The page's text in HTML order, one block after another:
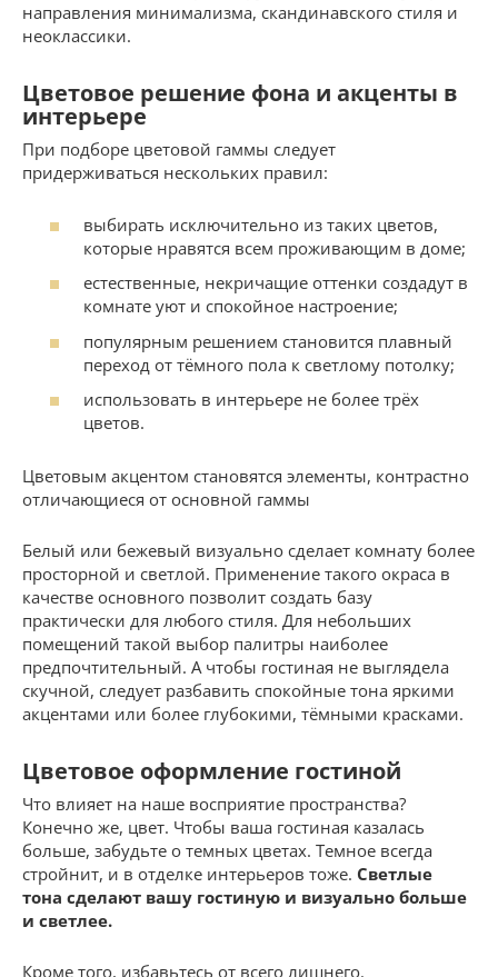
направления минимализма, скандинавского стиля и
неоклассики.
Цветовое решение фона и акценты в
интерьере
При подборе цветовой гаммы следует
придерживаться нескольких правил:
выбирать исключительно из таких цветов,
которые нравятся всем проживающим в доме;
естественные, некричащие оттенки создадут в
комнате уют и спокойное настроение;
популярным решением становится плавный
переход от тёмного пола к светлому потолку;
использовать в интерьере не более трёх
цветов.
Цветовым акцентом становятся элементы, контрастно
отличающиеся от основной гаммы
Белый или бежевый визуально сделает комнату более
просторной и светлой. Применение такого окраса в
качестве основного позволит создать базу
практически для любого стиля. Для небольших
помещений такой выбор палитры наиболее
предпочтительный. А чтобы гостиная не выглядела
скучной, следует разбавить спокойные тона яркими
акцентами или более глубокими, тёмными красками.
Цветовое оформление гостиной
Что влияет на наше восприятие пространства?
Конечно же, цвет. Чтобы ваша гостиная казалась
больше, забудьте о темных цветах. Темное всегда
стройнит, и в отделке интерьеров тоже. Светлые
тона сделают вашу гостиную и визуально больше
и светлее.
Кроме того, избавьтесь от всего лишнего.